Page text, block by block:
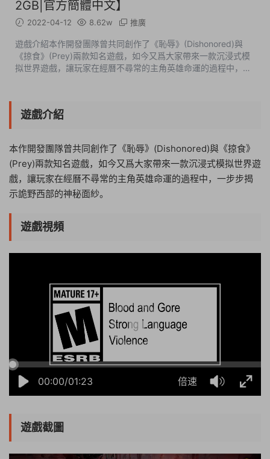
2GB|官方簡體中文】
2022-04-12 8.62w 推廣
遊戲介紹本作開發團隊曾共同創作了《恥辱》(Dishonored)與
《掠食》(Prey)兩款知名遊戲，如今又爲大家帶來一款沉浸式模
拟世界遊戲，讓玩家在經曆不尋常的主角英雄命運的過程中，一
遊戲介紹
本作開發團隊曾共同創作了《恥辱》(Dishonored)與《掠食》
(Prey)兩款知名遊戲，如今又爲大家帶來一款沉浸式模拟世界遊
戲，讓玩家在經曆不尋常的主角英雄命運的過程中，一步步揭
示詭野西部的神秘面紗。
遊戲視頻
00:00/01:23 倍速
遊戲截圖